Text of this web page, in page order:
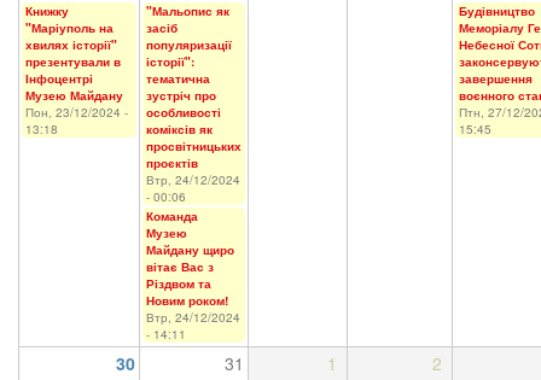
Книжку
"Маріуполь на
хвилях історії"
презентували в
Інфоцентрі
Музею Майдану
Пон, 23/12/2024 -
13:18
"Мальопис як
засіб
популяризації
історії":
тематична
зустріч про
особливості
коміксів як
просвітницьких
проєктів
Втр, 24/12/2024
- 00:06
Команда
Музею
Майдану щиро
вітає Вас з
Різдвом та
Новим роком!
Втр, 24/12/2024
- 14:11
Будівництво
Меморіалу
Небесної
завершення
воєнного
Птн, 27/12/
15:45
30 31 1 2